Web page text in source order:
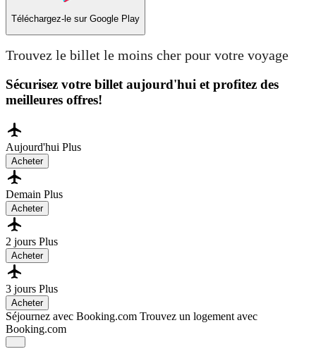
Téléchargez-le sur Google Play
Trouvez le billet le moins cher pour votre voyage
Sécurisez votre billet aujourd'hui et profitez des
meilleures offres!
Aujourd'hui Plus
Acheter
Demain Plus
Acheter
2 jours Plus
Acheter
3 jours Plus
Acheter
Séjournez avec Booking.com Trouvez un logement avec
Booking.com